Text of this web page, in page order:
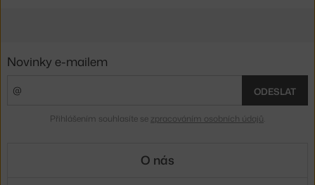
Novinky e-mailem
ODESLAT
Přihlášením souhlasíte se zpracováním osobních údajů
O nás